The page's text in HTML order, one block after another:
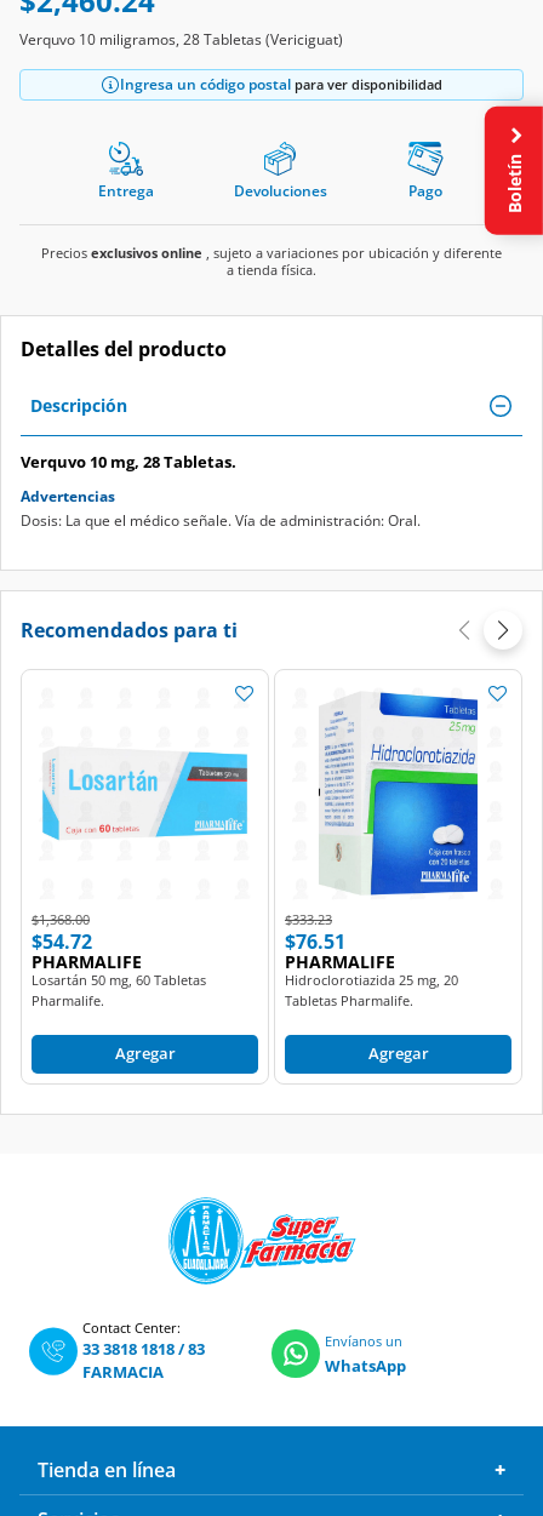
Verquvo 10 miligramos, 28 Tabletas (Vericiguat)
Ingresa un código postal para ver disponibilidad
Entrega Devoluciones Pago
Precios exclusivos online , sujeto a variaciones por ubicación y diferente
a tienda física.
Detalles del producto
Descripción
Verquvo 10 mg, 28 Tabletas.
Advertencias
Dosis: La que el médico señale. Vía de administración: Oral.
Recomendados para ti
Price reduced from
$1,368.00to
$54.72
PHARMALIFE
Losartán 50 mg, 60 Tabletas
Pharmalife.
Agregar
Price reduced from
$333.23to
$76.51
PHARMALIFE
Hidroclorotiazida 25 mg, 20
Tabletas Pharmalife.
Agregar
Contact Center:
33 3818 1818/83
FARMACIA
Envíanos un
WhatsApp
Tienda en línea
Boletín